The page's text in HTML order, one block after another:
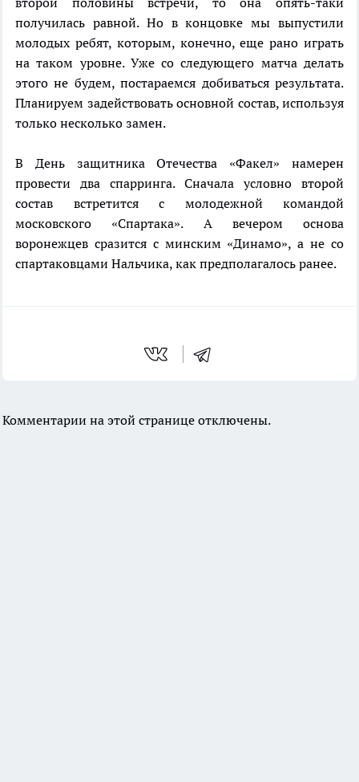
получилась равной. Но в концовке мы выпустили
молодых ребят, которым, конечно, еще рано играть
на таком уровне. Уже со следующего матча делать
этого не будем, постараемся добиваться результата.
Планируем задействовать основной состав, используя
только несколько замен.
В День защитника Отечества «Факел» намерен
провести два спарринга. Сначала условно второй
состав встретится с молодежной командой
московского «Спартака». А вечером основа
воронежцев сразится с минским «Динамо», а не со
спартаковцами Нальчика, как предполагалось ранее.
Комментарии на этой странице отключены.